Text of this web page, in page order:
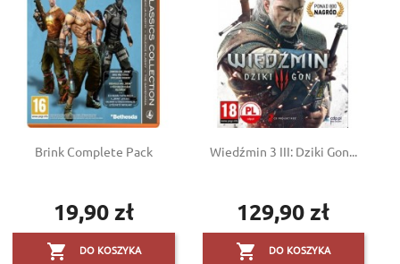
Brink Complete Pack
Cena
19,90 zł
 DO KOSZYKA
Wiedźmin 3 III: Dziki Gon...
Cena
129,90 zł
 DO KOSZYKA